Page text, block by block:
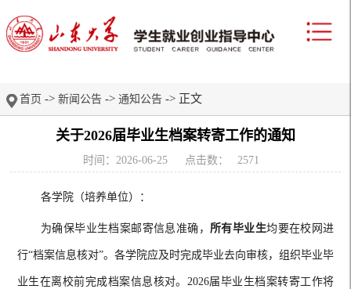
首页 -> 新闻公告 -> 通知公告 -> 正文
关于2026届毕业生档案转寄工作的通知
时间：2026-06-25 点击数： 2571
各学院（培养单位）：
为确保毕业生档案邮寄信息准确，所有毕业生均要在校网进
行“档案信息核对”。各学院应及时完成毕业去向审核，组织毕业毕
业生在离校前完成档案信息核对。2026届毕业生档案转寄工作将